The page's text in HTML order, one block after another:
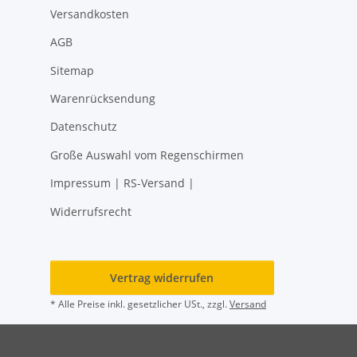
Versandkosten
AGB
Sitemap
Warenrücksendung
Datenschutz
Große Auswahl vom Regenschirmen
Impressum | RS-Versand |
Widerrufsrecht
Vertrag widerrufen
* Alle Preise inkl. gesetzlicher USt., zzgl.Versand